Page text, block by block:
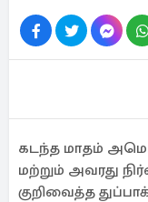
கடந்த மாதம்
மற்றும் அவரது
குறிவைத்த